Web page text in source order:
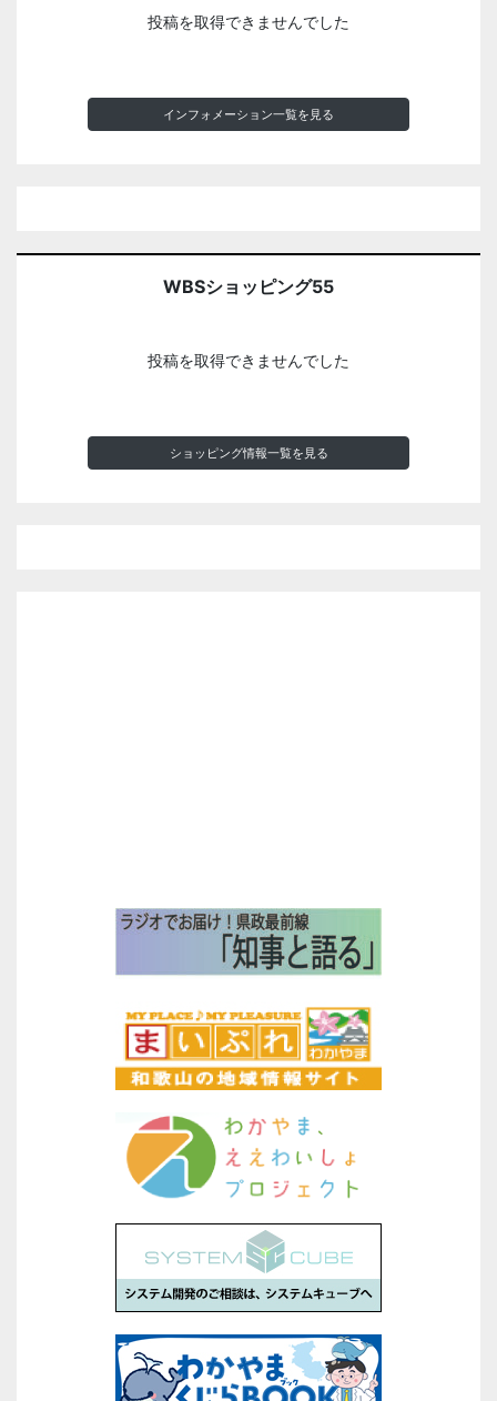
投稿を取得できませんでした
インフォメーション一覧を見る
WBSショッピング55
投稿を取得できませんでした
ショッピング情報一覧を見る